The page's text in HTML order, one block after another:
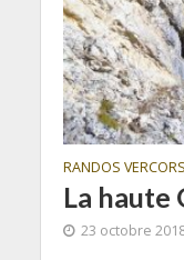
RANDOS VERCORS
La haute
23 octobre